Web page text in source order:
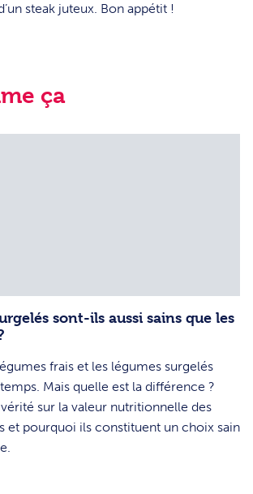
steak juteux. Bon appétit !
ça
sont-ils aussi sains que les
frais et les légumes surgelés
Mais quelle est la différence ?
sur la valeur nutritionnelle des
et pourquoi ils constituent un choix sain